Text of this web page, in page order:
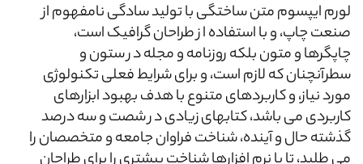
لورم ایپسوم متن ساختگی با تولید سادگی نامفهوم از
صنعت چاپ، و با استفاده از طراحان گرافیک است،
چاپگرها و متون بلکه روزنامه و مجله در ستون و
سطرآنچنان که لازم است، و برای شرایط فعلی تکنولوژی
مورد نیاز، و کاربردهای متنوع با هدف بهبود ابزارهای
کاربردی می باشد، کتابهای زیادی در شصت و سه درصد
گذشته حال و آینده، شناخت فراوان جامعه و متخصصان را